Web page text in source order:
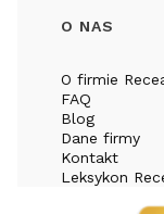
O NAS
O firmie
FAQ
Blog
Dane firmy
Kontakt
Leksykon